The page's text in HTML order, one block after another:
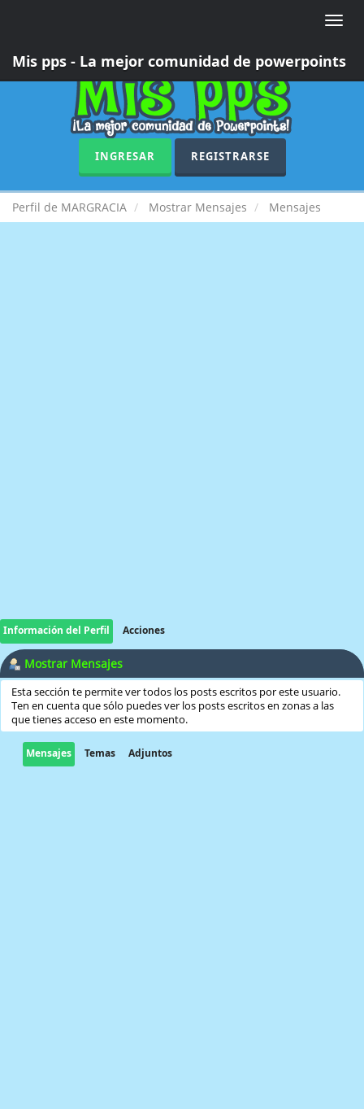
Toggle
Mis pps - La mejor comunidad de powerpoints
INGRESAR REGISTRARSE
Perfil de MARGRACIA Mostrar Mensajes Mensajes
Información del Perfil Acciones
Mostrar Mensajes
Esta sección te permite ver todos los posts escritos por este usuario.
Ten en cuenta que sólo puedes ver los posts escritos en zonas a las
que tienes acceso en este momento.
Mensajes Temas Adjuntos